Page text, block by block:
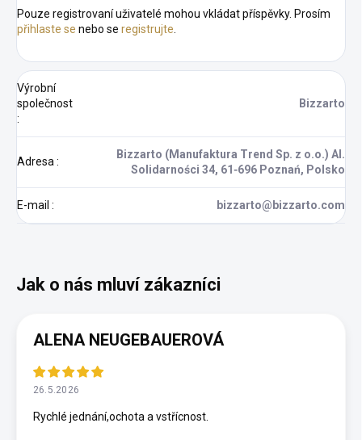
Pouze registrovaní uživatelé mohou vkládat příspěvky. Prosím
přihlaste se nebo se registrujte
Výrobní
společnost
:
Bizzarto
Adresa :
Bizzarto (Manufaktura Trend Sp. z o.o.) Al.
Solidarności 34, 61‑696 Poznań, Polsko
E-mail : bizzarto@bizzarto.com
ALENA NEUGEBAUEROVÁ
26.5.2026
Rychlé jednání,ochota a vstřícnost.